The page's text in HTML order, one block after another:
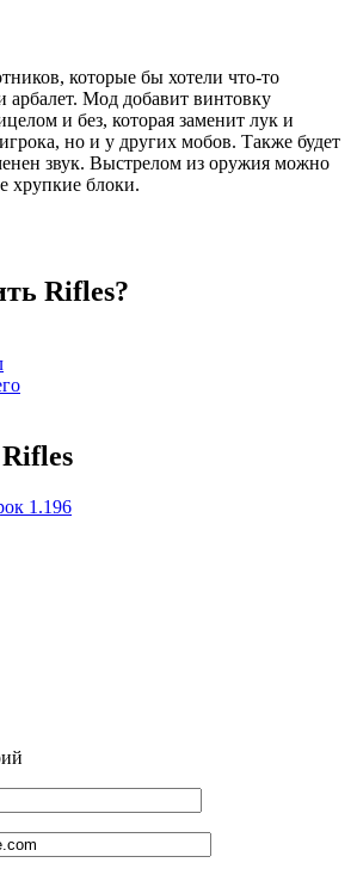
которые бы хотели что-то
арбалет. Мод добавит винтовку
и без, которая заменит лук и
но и у других мобов. Также будет
звук. Выстрелом из оружия можно
хрупкие блоки.
Rifles?
1.196